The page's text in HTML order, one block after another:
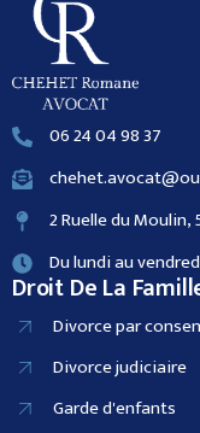
06 24 04 98 37
2 Ruelle du Moulin,
Du lundi au
Droit De La
Divorce par
Divorce judiciaire
Garde d'enfants